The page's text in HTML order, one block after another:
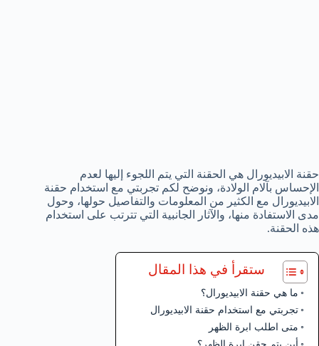
حقنة الابيديورال هي الحقنة التي يتم اللجوء إليها لعدم
الإحساس بآلام الولادة، ونوضح لكم تجربتي مع استخدام حقنة
الابيديورال مع الكثير من المعلومات والتفاصيل حولها، وحول
مدى الاستفادة منها، والآثار الجانبية التي تترتب على استخدام
هذه الحقنة.
ستقرأ في هذا المقال
ما هي حقنة الابيديورال؟
تجربتي مع استخدام حقنة الابيديورال
متى اطلب ابرة الظهر